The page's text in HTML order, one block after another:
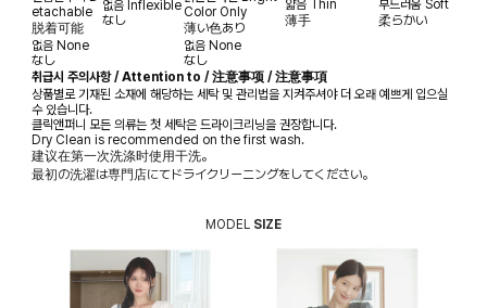
etachable
脱着可能
없음 Inflexible
なし
Color Only
薄い色あり
얇음
Thin
薄手
부드러움 Soft
柔らかい
없음 None
なし
없음 None
なし
취급시 주의사항 / Attention to / 注意事项 / 注意事項
상품별로 기재된 소재에 해당하는 세탁 및 관리법을 지켜주셔야 더 오래 예쁘게 입으실
수 있습니다.
클릭앤퍼니 모든 의류는 첫 세탁은 드라이크리닝을 권장합니다.
Dry Clean is recommended on the first wash.
建议在第一次洗涤时使用干洗。
最初の洗濯は専門店にてドライクリーニングをしてください。
MODEL SIZE